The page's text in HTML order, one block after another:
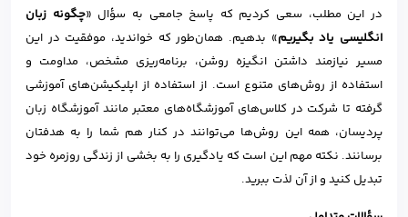
در این مطلب، سعی کردیم که پاسخ جامعی به سؤال «چگونه زبان
انگلیسی یاد بگیریم» بدهیم. همان‌طور که خواندید، موفقیت در این
مسیر نیازمند داشتن انگیزه روشن، برنامه‌ریزی مشخص، مداومت و
استفاده از روش‌های متنوع است. از استفاده از اپلیکیشن‌های آموزشی
گرفته تا شرکت در کلاس‌های آموزشگاه‌های معتبر مانند آموزشگاه زبان
پردیسان، همه این روش‌ها می‌توانند در کنار هم شما را به هدفتان
برسانند. نکته مهم این است که یادگیری را به بخشی از زندگی روزمره خود
تبدیل کنید و از آن لذت ببرید.